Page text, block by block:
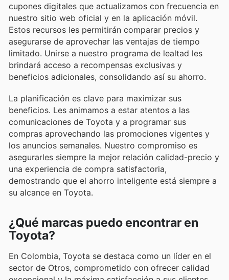
cupones digitales que actualizamos con frecuencia en
nuestro sitio web oficial y en la aplicación móvil.
Estos recursos les permitirán comparar precios y
asegurarse de aprovechar las ventajas de tiempo
limitado. Unirse a nuestro programa de lealtad les
brindará acceso a recompensas exclusivas y
beneficios adicionales, consolidando así su ahorro.
La planificación es clave para maximizar sus
beneficios. Les animamos a estar atentos a las
comunicaciones de Toyota y a programar sus
compras aprovechando las promociones vigentes y
los anuncios semanales. Nuestro compromiso es
asegurarles siempre la mejor relación calidad-precio y
una experiencia de compra satisfactoria,
demostrando que el ahorro inteligente está siempre a
su alcance en Toyota.
¿Qué marcas puedo encontrar en
Toyota?
En Colombia, Toyota se destaca como un líder en el
sector de Otros, comprometido con ofrecer calidad